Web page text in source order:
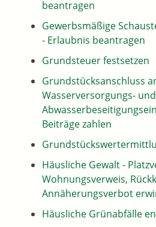
beantragen
Gewerbsmäßige
- Erlaubnis beantragen
Grundsteuer festsetzen
Grundstücksanschluss
Wasserversorgungs- und
Beiträge zahlen
Häusliche Gewalt -
Wohnungsverweis,
Annäherungsverbot
Häusliche Grünabfälle